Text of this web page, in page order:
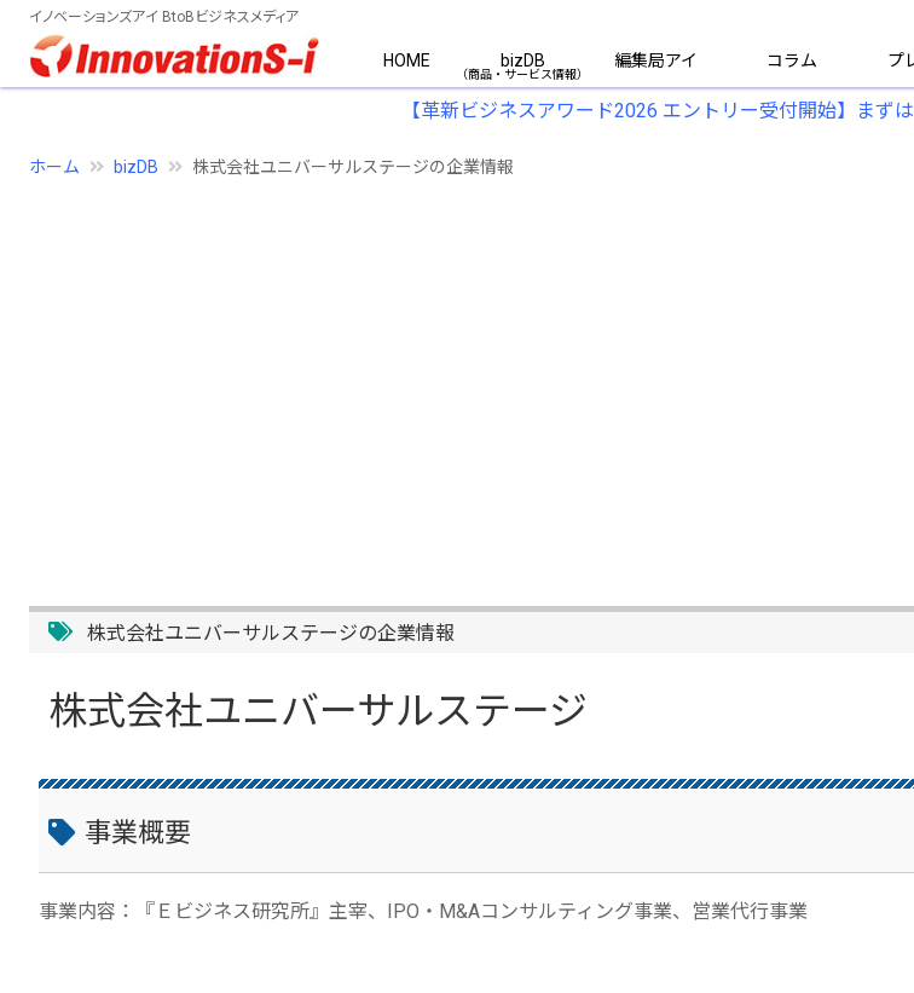
イノベーションズアイ BtoBビジネスメディア
HOME bizDB 編集局アイ コラム プ
【革新ビジネスアワード2026 エントリー受付開始】まず
ホーム bizDB 株式会社ユニバーサルステージの企業情報
株式会社ユニバーサルステージの企業情報
株式会社ユニバーサルステージ
事業概要
事業内容：『Ｅビジネス研究所』主宰、IPO・M&Aコンサルティング事業、営業代行事業